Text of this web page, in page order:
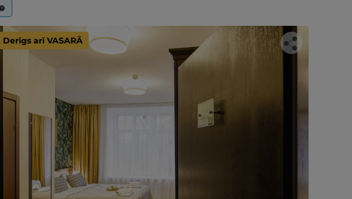
?
Derīgs arī VASARĀ
Iepatikās šis piedāvājums?
Līdz brīnišķīgai atpūtai atlikuši tikai daži soļi